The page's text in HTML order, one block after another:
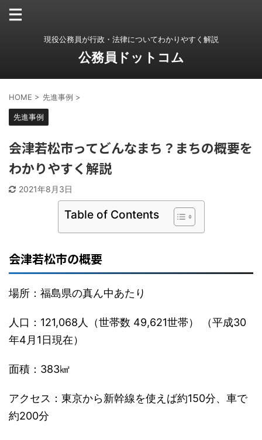
現役公務員が行政・法律についてわかりやすく解説
公務員ドットコム
HOME > 先進事例 >
先進事例
会津若松市ってどんなまち？まちの概要を
わかりやすく解説
2021年8月3日
Table of Contents
会津若松市の概要
場所：福島県の真ん中あたり
人口：121,068人（世帯数 49,621世帯） （平成30
年4月1日現在）
面積：383㎢
アクセス：東京から新幹線を使えば約150分、車で
約200分